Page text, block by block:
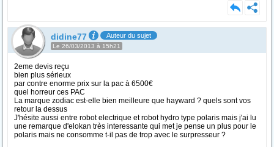
didine77 Auteur du sujet
Le 26/03/2013 à 15h21
2eme devis reçu
bien plus sérieux
par contre enorme prix sur la pac à 6500€
quel horreur ces PAC
La marque zodiac est-elle bien meilleure que hayward ? quels sont vos
retour la dessus
J'hésite aussi entre robot electrique et robot hydro type polaris mais j'ai lu
une remarque d'elokan très interessante qui met je pense un plus pour le
polaris mais ne consomme t-il pas de trop avec le surpresseur ?